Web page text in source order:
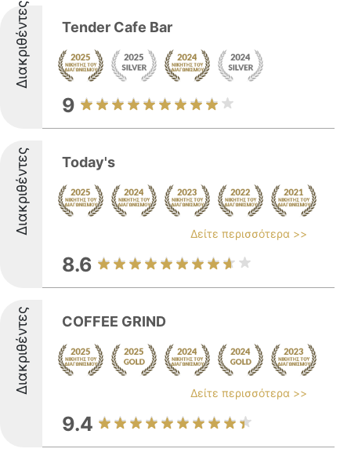
Διακριθέντες Tender Cafe Bar
9
Διακριθέντες Today's
Δείτε περισσότερα >>
8.6
Διακριθέντες COFFEE GRIND
Δείτε περισσότερα >>
9.4